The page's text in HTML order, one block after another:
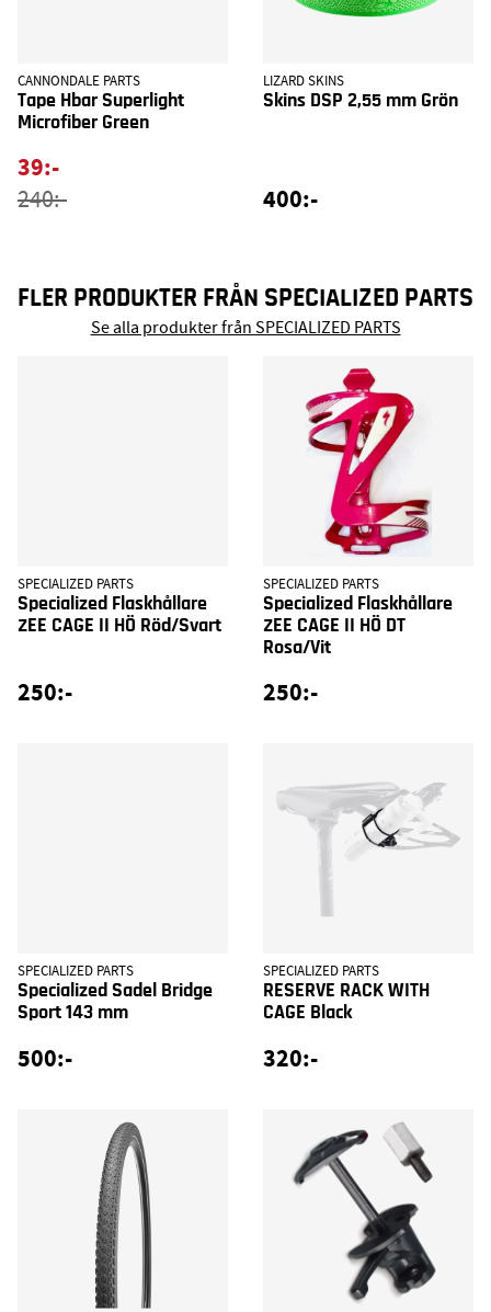
CANNONDALE PARTS
Tape Hbar Superlight
Microfiber Green
39:-
240:-
LIZARD SKINS
Skins DSP 2,55 mm Grön
400:-
FLER PRODUKTER FRÅN SPECIALIZED PARTS
Se alla produkter från SPECIALIZED PARTS
SPECIALIZED PARTS
Specialized Flaskhållare
ZEE CAGE II HÖ Röd/Svart
250:-
SPECIALIZED PARTS
Specialized Flaskhållare
ZEE CAGE II HÖ DT
Rosa/Vit
250:-
SPECIALIZED PARTS
Specialized Sadel Bridge
Sport 143 mm
500:-
SPECIALIZED PARTS
RESERVE RACK WITH
CAGE Black
320:-